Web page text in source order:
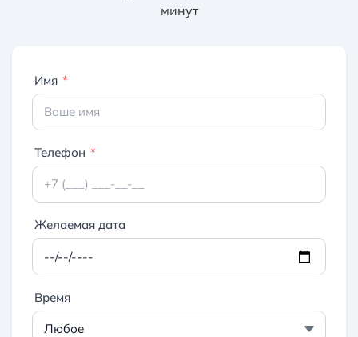
минут
Имя *
Телефон *
Желаемая дата
Время